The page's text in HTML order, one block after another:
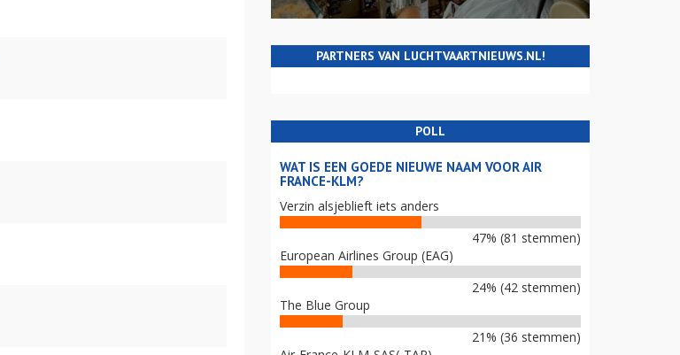
PARTNERS VAN LUCHTVAARTNIEUWS.NL!
POLL
WAT IS EEN GOEDE NIEUWE NAAM VOOR AIR
FRANCE-KLM?
Verzin alsjeblieft iets anders
47% (81 stemmen)
European Airlines Group (EAG)
24% (42 stemmen)
The Blue Group
21% (36 stemmen)